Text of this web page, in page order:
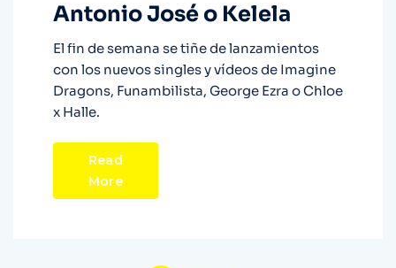
Antonio José o Kelela
El fin de semana se tiñe de lanzamientos
con los nuevos singles y vídeos de Imagine
Dragons, Funambilista, George Ezra o Chloe
x Halle.
Read
More